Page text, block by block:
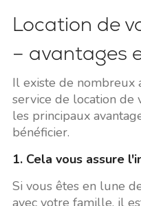
Location de
– avantages
Il existe de nombreux
service de location de
les principaux
bénéficier.
1. Cela vous assure
Si vous êtes en lune
avec votre famille, il